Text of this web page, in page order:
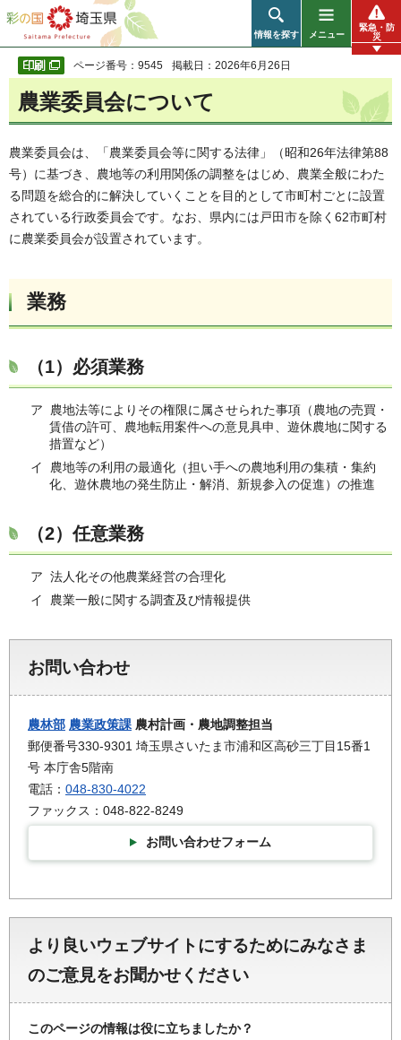
彩の国 埼玉県
情報を探す メニュー
緊急・防
災
ページ番号：9545 掲載日：2026年6月26日
農業委員会について
農業委員会は、「農業委員会等に関する法律」（昭和26年法律第88
号）に基づき、農地等の利用関係の調整をはじめ、農業全般にわた
る問題を総合的に解決していくことを目的として市町村ごとに設置
されている行政委員会です。なお、県内には戸田市を除く62市町村
に農業委員会が設置されています。
業務
（1）必須業務
ア 農地法等によりその権限に属させられた事項（農地の売買・
賃借の許可、農地転用案件への意見具申、遊休農地に関する
措置など）
イ 農地等の利用の最適化（担い手への農地利用の集積・集約
化、遊休農地の発生防止・解消、新規参入の促進）の推進
（2）任意業務
ア 法人化その他農業経営の合理化
イ 農業一般に関する調査及び情報提供
お問い合わせ
農林部 農業政策課 農村計画・農地調整担当
郵便番号330-9301 埼玉県さいたま市浦和区高砂三丁目15番1
号 本庁舎5階南
電話： 048-830-4022
ファックス：048-822-8249
お問い合わせフォーム
より良いウェブサイトにするためにみなさま
のご意見をお聞かせください
このページの情報は役に立ちましたか？